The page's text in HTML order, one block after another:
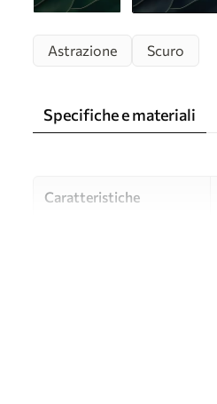
Astrazione Scuro
Specifiche e materiali
Caratteristiche